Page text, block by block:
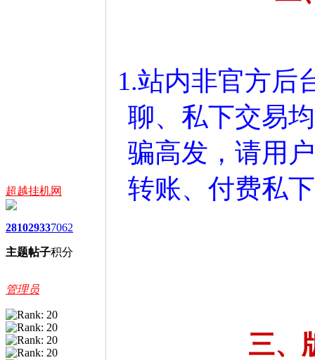
超越挂机网
2810
主题
2933
帖子
7062
积分
管理员
1.站内非官方后
聊、私下交易
骗高发，请用
转账、付费私
三、